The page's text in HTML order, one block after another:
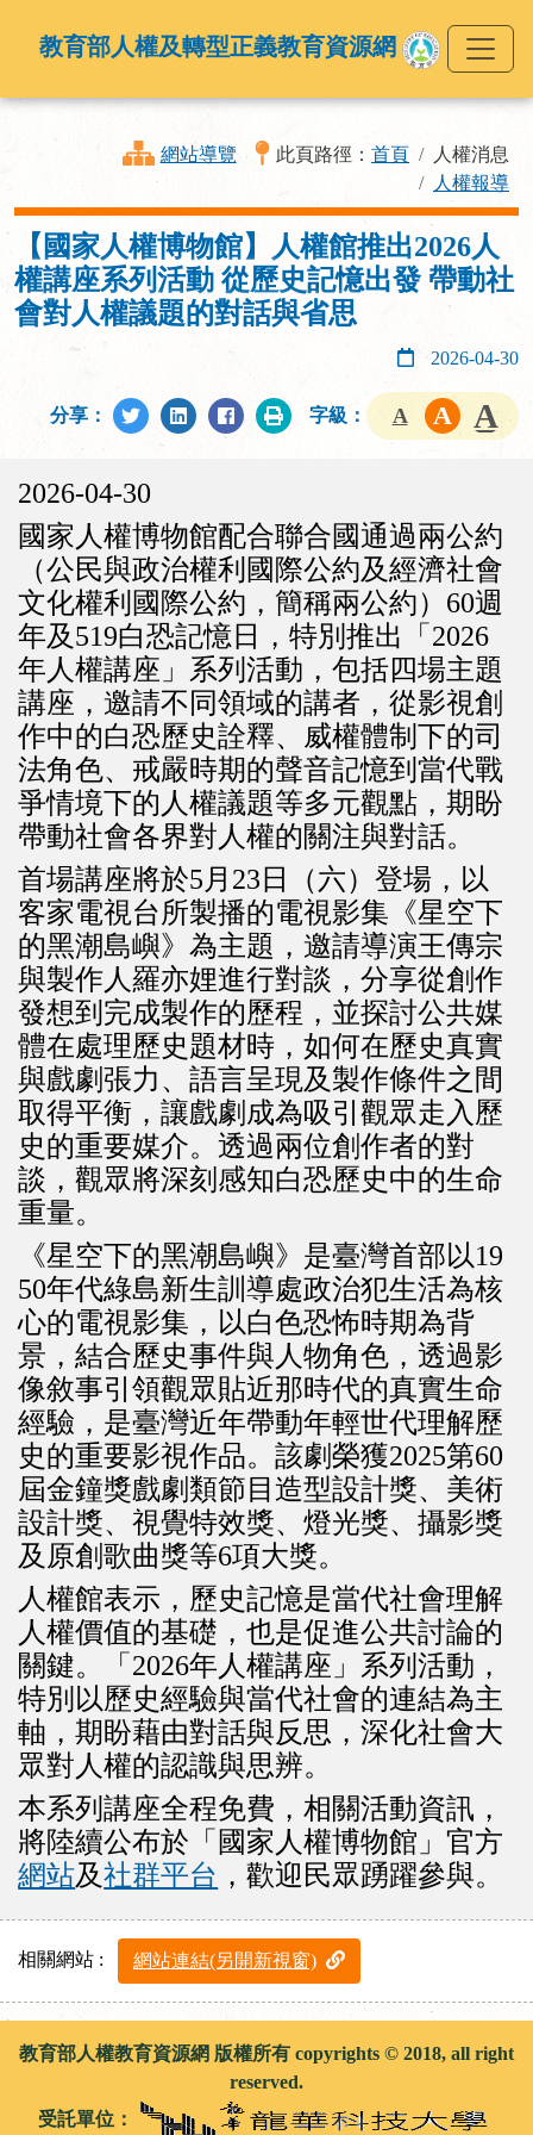
教育部人權及轉型正義教育資源網
網站導覽 此頁路徑： 首頁
人權消息
人權報導
【國家人權博物館】人權館推出2026人
權講座系列活動 從歷史記憶出發 帶動社
會對人權議題的對話與省思
2026-04-30
分享： 字級：
2026-04-30
國家人權博物館配合聯合國通過兩公約
（公民與政治權利國際公約及經濟社會
文化權利國際公約，簡稱兩公約）60週
年及519白恐記憶日，特別推出「2026
年人權講座」系列活動，包括四場主題
講座，邀請不同領域的講者，從影視創
作中的白恐歷史詮釋、威權體制下的司
法角色、戒嚴時期的聲音記憶到當代戰
爭情境下的人權議題等多元觀點，期盼
帶動社會各界對人權的關注與對話。
首場講座將於5月23日（六）登場，以
客家電視台所製播的電視影集《星空下
的黑潮島嶼》為主題，邀請導演王傳宗
與製作人羅亦娌進行對談，分享從創作
發想到完成製作的歷程，並探討公共媒
體在處理歷史題材時，如何在歷史真實
與戲劇張力、語言呈現及製作條件之間
取得平衡，讓戲劇成為吸引觀眾走入歷
史的重要媒介。透過兩位創作者的對
談，觀眾將深刻感知白恐歷史中的生命
重量。
《星空下的黑潮島嶼》是臺灣首部以19
50年代綠島新生訓導處政治犯生活為核
心的電視影集，以白色恐怖時期為背
景，結合歷史事件與人物角色，透過影
像敘事引領觀眾貼近那時代的真實生命
經驗，是臺灣近年帶動年輕世代理解歷
史的重要影視作品。該劇榮獲2025第60
屆金鐘獎戲劇類節目造型設計獎、美術
設計獎、視覺特效獎、燈光獎、攝影獎
及原創歌曲獎等6項大獎。
人權館表示，歷史記憶是當代社會理解
人權價值的基礎，也是促進公共討論的
關鍵。「2026年人權講座」系列活動，
特別以歷史經驗與當代社會的連結為主
軸，期盼藉由對話與反思，深化社會大
眾對人權的認識與思辨。
本系列講座全程免費，相關活動資訊，
將陸續公布於「國家人權博物館」官方
網站及社群平台 ，歡迎民眾踴躍參與。
相關網站 : 網站連結(另開新視窗)
教育部人權教育資源網 版權所有 copyrights © 2018, all right
reserved.
受託單位：